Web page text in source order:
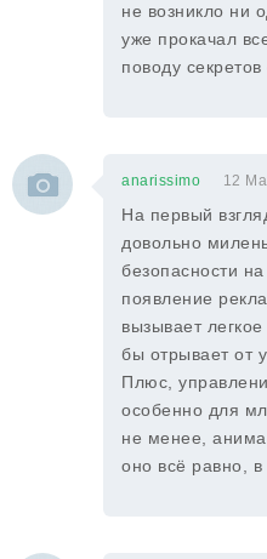
не возникло ни
уже прокачал
поводу секретов
anarissimo 12
На первый
довольно
безопасности
появление
вызывает
бы отрывает от
Плюс,
особенно для
не менее,
оно всё равно,